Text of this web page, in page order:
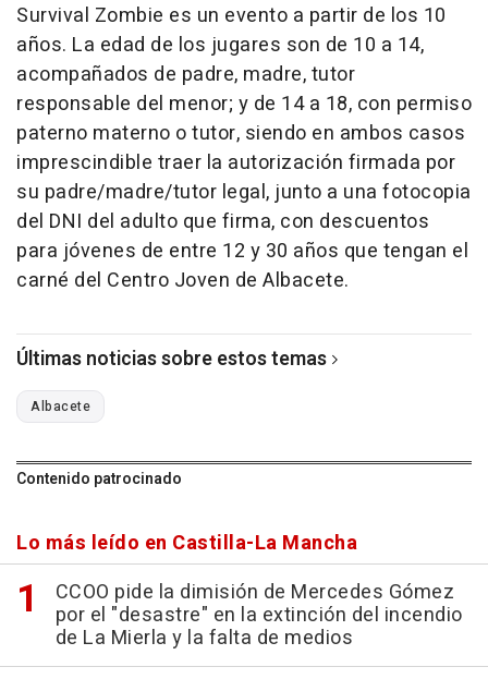
Survival Zombie es un evento a partir de los 10
años. La edad de los jugares son de 10 a 14,
acompañados de padre, madre, tutor
responsable del menor; y de 14 a 18, con permiso
paterno materno o tutor, siendo en ambos casos
imprescindible traer la autorización firmada por
su padre/madre/tutor legal, junto a una fotocopia
del DNI del adulto que firma, con descuentos
para jóvenes de entre 12 y 30 años que tengan el
carné del Centro Joven de Albacete.
Últimas noticias sobre estos temas
Albacete
Contenido patrocinado
Lo más leído en Castilla-La Mancha
CCOO pide la dimisión de Mercedes Gómez
por el "desastre" en la extinción del incendio
de La Mierla y la falta de medios